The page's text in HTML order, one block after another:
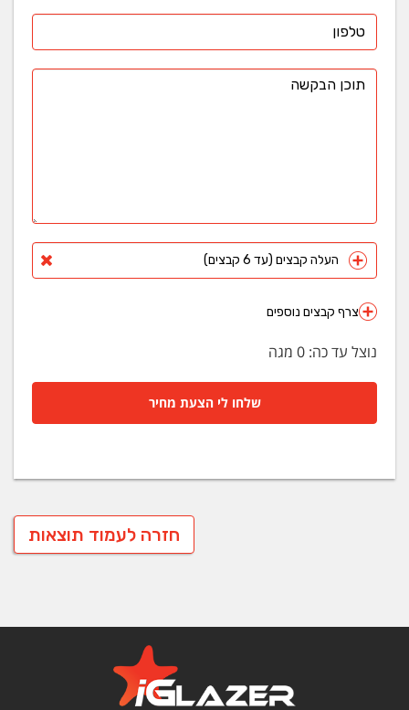
העלה קבצים (עד 6 קבצים)
צרף קבצים נוספים
נוצל עד כה: 0 מגה
שלחו לי הצעת מחיר
חזרה לעמוד תוצאות